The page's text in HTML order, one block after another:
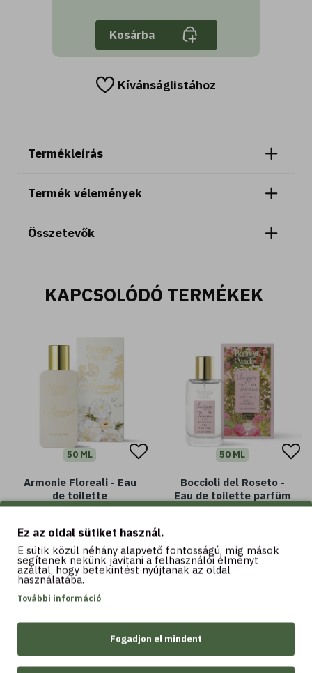
Kosárba
Kívánságlistához
Termékleírás
Termék vélemények
Összetevők
KAPCSOLÓDÓ TERMÉKEK
50 ML
Armonie Floreali - Eau
de toilette
Kosárba
50 ML
Boccioli del Roseto -
Eau de toilette parfüm
(50 ml)
Ez az oldal sütiket használ.
E sütik közül néhány alapvető fontosságú, míg mások
segítenek nekünk javítani a felhasználói élményt
azáltal, hogy betekintést nyújtanak az oldal
használatába.
További információ
Fogadjon el mindent